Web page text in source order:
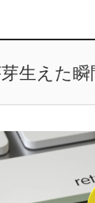
生えた瞬